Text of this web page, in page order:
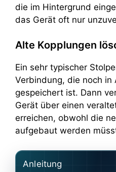
die im Hintergrund
das Gerät oft nur
Alte Kopplungen
Ein sehr typischer
Verbindung, die noch in
gespeichert ist. Dann
Gerät über einen
erreichen, obwohl die
aufgebaut werden
Anleitung